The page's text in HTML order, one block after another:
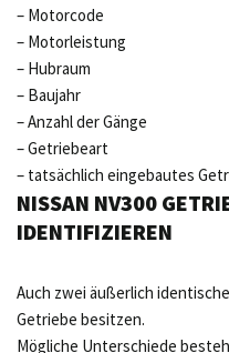
– Motorcode
– Motorleistung
– Hubraum
– Baujahr
– Anzahl der Gänge
– Getriebeart
– tatsächlich eingebautes
NISSAN NV300
IDENTIFIZIEREN
Auch zwei äußerlich
Getriebe besitzen.
Mögliche Unterschiede